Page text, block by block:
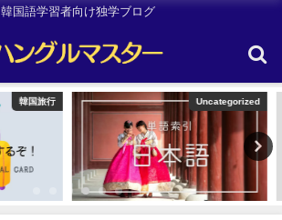
韓国語学習者向け独学ブログ
Uncategorized Other